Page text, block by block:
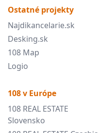
Ostatné projekty
Najdikancelarie.sk
Desking.sk
108 Map
Logio
108 v Európe
108 REAL ESTATE
Slovensko